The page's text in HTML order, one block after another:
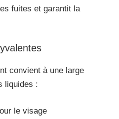
fuites et garantit la
convient à une large
liquides :
le visage